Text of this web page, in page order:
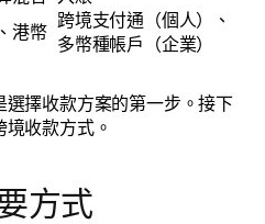
港幣
跨境支付通（個人）、
多幣種帳戶（企業）
擇收款方案的第一步。接下
收款方式。
方式